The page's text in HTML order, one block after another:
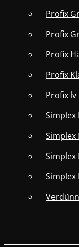
Profix
Profix
Profix
Profix
Profix lv
Simplex
Simplex